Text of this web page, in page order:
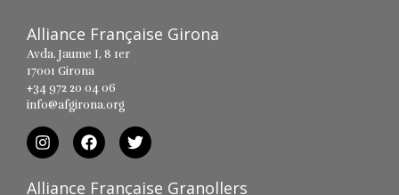
Alliance Française Girona
Avda. Jaume I, 8 1er
17001 Girona
+34 972 20 04 06
info@afgirona.org
Alliance Française Granollers